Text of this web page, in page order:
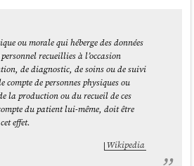
ou morale qui héberge des données
recueillies à l’occasion
de diagnostic, de soins ou de suivi
compte de personnes physiques ou
la production ou du recueil de ces
du patient lui-même, doit être
effet.
Wikipedia